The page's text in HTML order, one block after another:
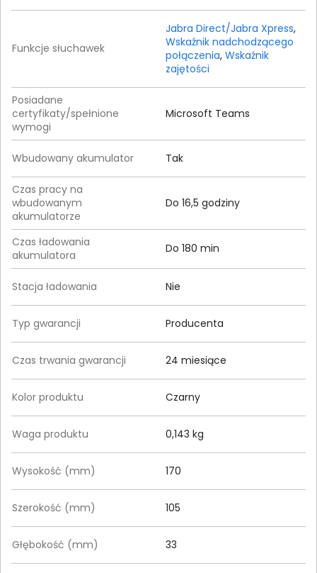
Funkcje słuchawek
Jabra Direct/Jabra Xpress,
Wskaźnik nadchodzącego
połączenia, Wskaźnik
zajętości
Posiadane
certyfikaty/spełnione
wymogi
Microsoft Teams
Wbudowany akumulator Tak
Czas pracy na
wbudowanym
akumulatorze
Do 16,5 godziny
Czas ładowania
akumulatora
Do 180 min
Stacja ładowania Nie
Typ gwarancji Producenta
Czas trwania gwarancji 24 miesiące
Kolor produktu Czarny
Waga produktu 0,143 kg
Wysokość (mm) 170
Szerokość (mm) 105
Głębokość (mm) 33